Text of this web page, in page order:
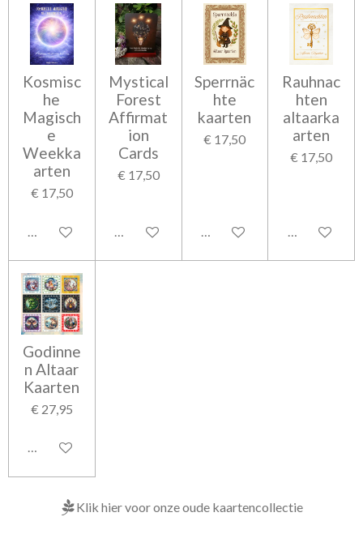
Kosmisc
he
Magisch
e
Weekka
arten
€ 17,50
In winkelwagen
Mystical
Forest
Affirmat
ion
Cards
€ 17,50
In winkelwagen
Sperrnäc
hte
kaarten
€ 17,50
In winkelwagen
Rauhnac
hten
altaarka
arten
€ 17,50
In
Godinne
n Altaar
Kaarten
€ 27,95
In winkelwagen
Klik hier voor onze oude kaartencollectie